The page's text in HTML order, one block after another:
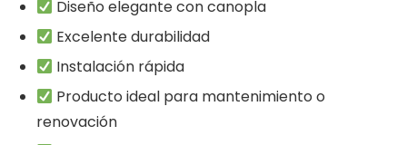
Diseño elegante con canopla
Excelente durabilidad
Instalación rápida
Producto ideal para mantenimiento o
renovación